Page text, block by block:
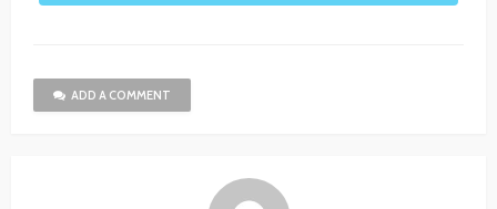
ADD A COMMENT